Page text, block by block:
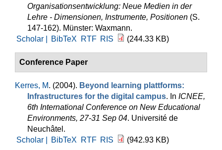
Organisationsentwicklung: Neue Medien in der
Lehre - Dimensionen, Instrumente, Positionen (S.
147-162). Münster: Waxmann.
Scholar |
BibTeX RTF RIS (244.33 KB)
Conference Paper
Kerres, M. (2004). Beyond learning plattforms:
Infrastructures for the digital campus. In ICNEE,
6th International Conference on New Educational
Environments, 27-31 Sep 04. Université de
Neuchâtel.
Scholar |
BibTeX RTF RIS (942.93 KB)